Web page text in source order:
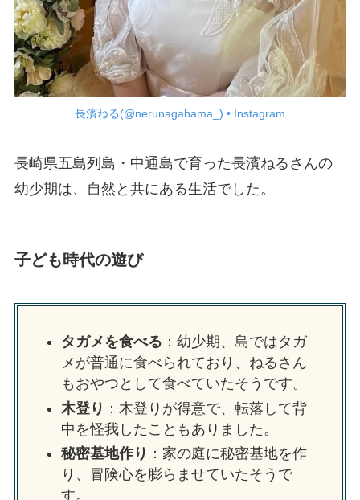
長濱ねる(@nerunagahama_) • Instagram
長崎県五島列島・中通島で育った長濱ねるさんの
幼少期は、自然と共にある生活でした。
子ども時代の遊び
タガメを食べる ：幼少期、島ではタガ
メが普通に食べられており、ねるさん
もおやつとして食べていたそうです。
木登り ：木登りが得意で、転落して背
中を怪我したこともありました。
秘密基地作り ：家の庭に秘密基地を作
り、冒険心を膨らませていたそうで
す。